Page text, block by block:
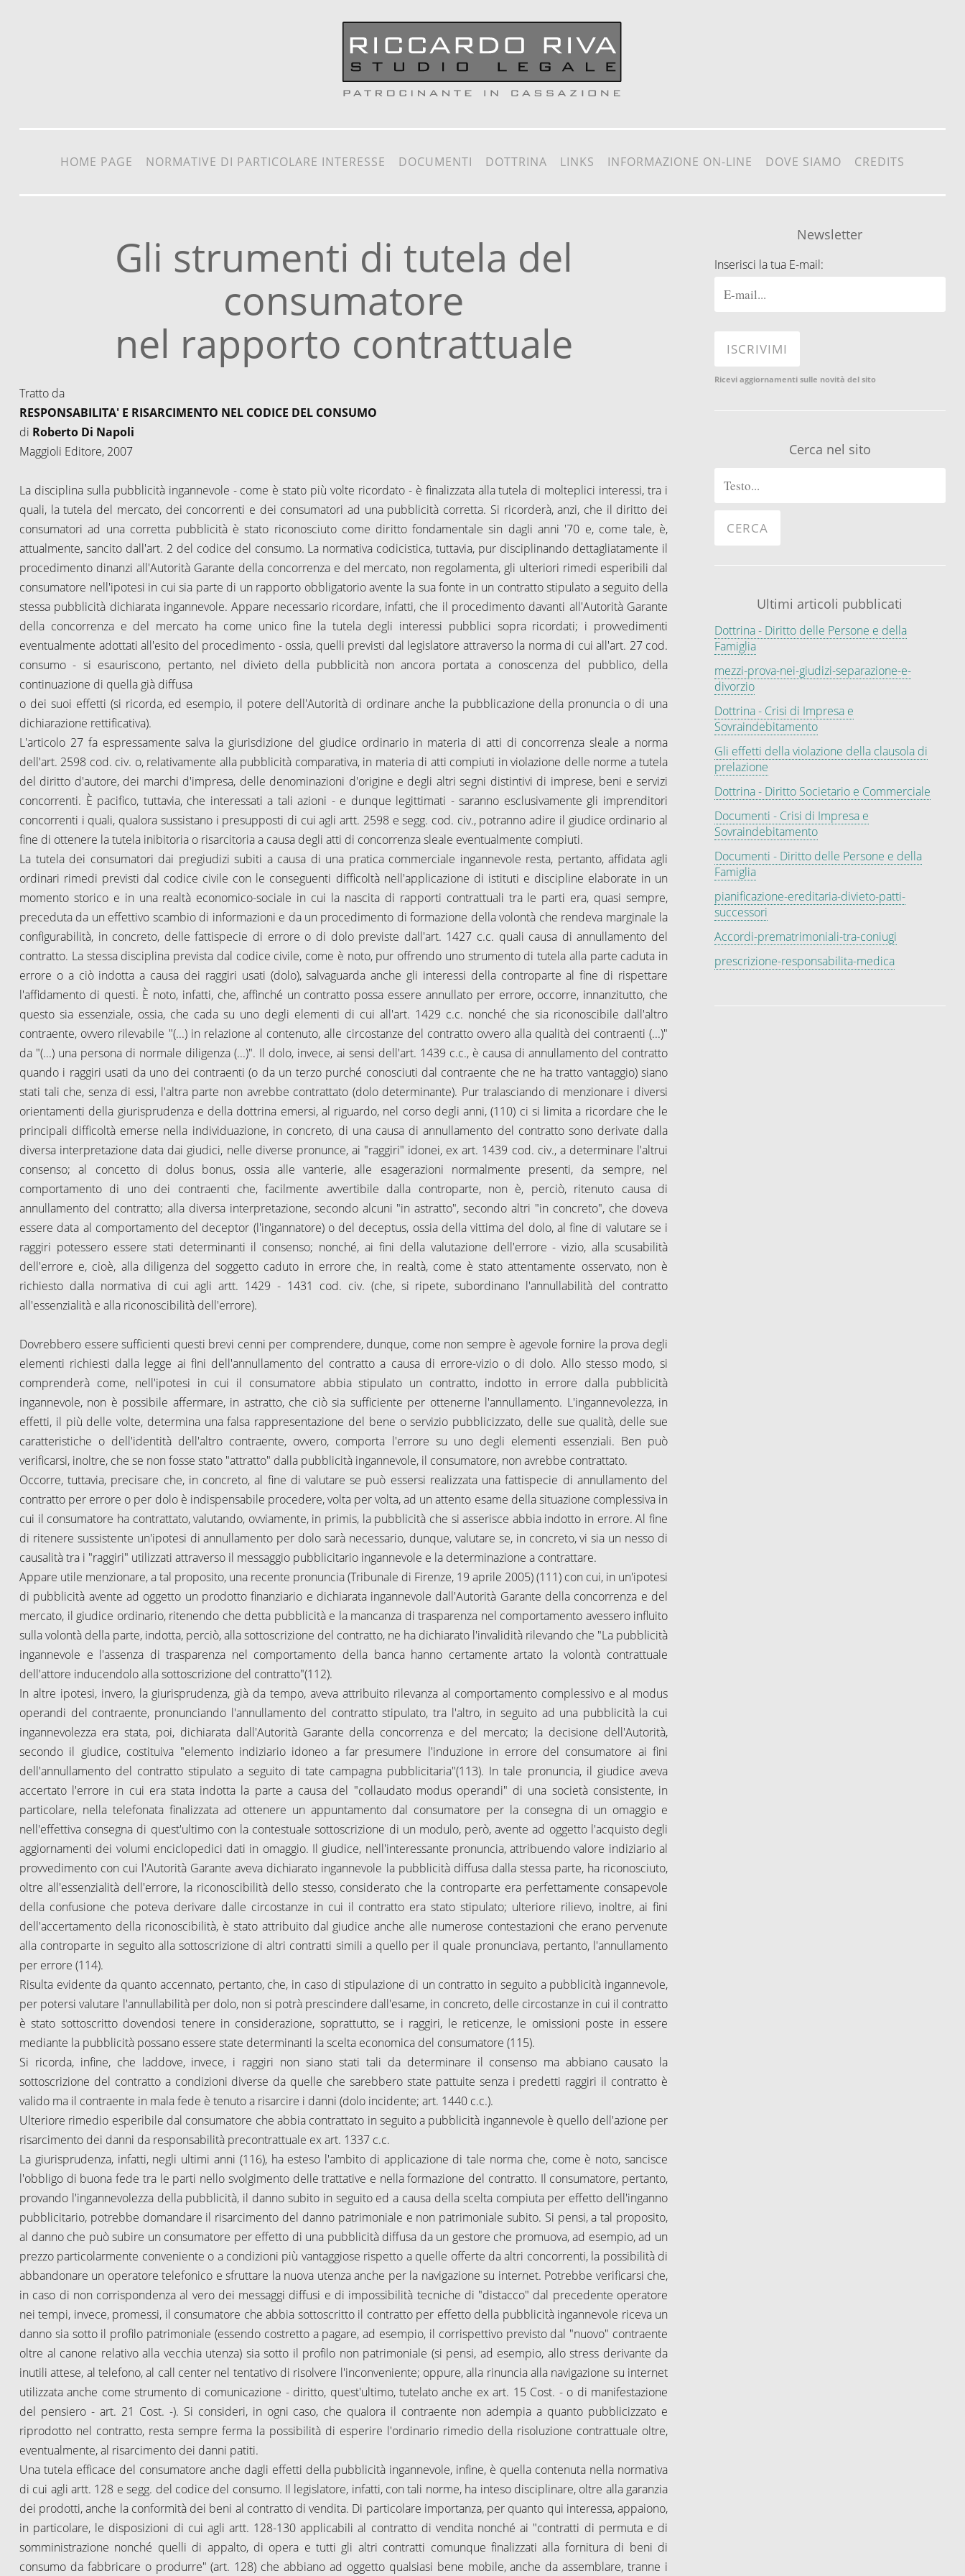
HOME PAGE NORMATIVE DI PARTICOLARE INTERESSE DOCUMENTI DOTTRINA LINKS INFORMAZIONE ON-LINE DOVE SIAMO CREDITS
Gli strumenti di tutela del
consumatore
nel rapporto contrattuale
Tratto da
RESPONSABILITA' E RISARCIMENTO NEL CODICE DEL CONSUMO
di Roberto Di Napoli
Maggioli Editore, 2007
La disciplina sulla pubblicità ingannevole - come è stato più volte ricordato - è finalizzata alla tutela di molteplici interessi, tra i
quali, la tutela del mercato, dei concorrenti e dei consumatori ad una pubblicità corretta. Si ricorderà, anzi, che il diritto dei
consumatori ad una corretta pubblicità è stato riconosciuto come diritto fondamentale sin dagli anni '70 e, come tale, è,
attualmente, sancito dall'art. 2 del codice del consumo. La normativa codicistica, tuttavia, pur disciplinando dettagliatamente il
procedimento dinanzi all'Autorità Garante della concorrenza e del mercato, non regolamenta, gli ulteriori rimedi esperibili dal
consumatore nell'ipotesi in cui sia parte di un rapporto obbligatorio avente la sua fonte in un contratto stipulato a seguito della
stessa pubblicità dichiarata ingannevole. Appare necessario ricordare, infatti, che il procedimento davanti all'Autorità Garante
della concorrenza e del mercato ha come unico fine la tutela degli interessi pubblici sopra ricordati; i provvedimenti
eventualmente adottati all'esito del procedimento - ossia, quelli previsti dal legislatore attraverso la norma di cui all'art. 27 cod.
consumo - si esauriscono, pertanto, nel divieto della pubblicità non ancora portata a conoscenza del pubblico, della
continuazione di quella già diffusa
o dei suoi effetti (si ricorda, ed esempio, il potere dell'Autorità di ordinare anche la pubblicazione della pronuncia o di una
dichiarazione rettificativa).
L'articolo 27 fa espressamente salva la giurisdizione del giudice ordinario in materia di atti di concorrenza sleale a norma
dell'art. 2598 cod. civ. o, relativamente alla pubblicità comparativa, in materia di atti compiuti in violazione delle norme a tutela
del diritto d'autore, dei marchi d'impresa, delle denominazioni d'origine e degli altri segni distintivi di imprese, beni e servizi
concorrenti. È pacifico, tuttavia, che interessati a tali azioni - e dunque legittimati - saranno esclusivamente gli imprenditori
concorrenti i quali, qualora sussistano i presupposti di cui agli artt. 2598 e segg. cod. civ., potranno adire il giudice ordinario al
fine di ottenere la tutela inibitoria o risarcitoria a causa degli atti di concorrenza sleale eventualmente compiuti.
La tutela dei consumatori dai pregiudizi subiti a causa di una pratica commerciale ingannevole resta, pertanto, affidata agli
ordinari rimedi previsti dal codice civile con le conseguenti difficoltà nell'applicazione di istituti e discipline elaborate in un
momento storico e in una realtà economico-sociale in cui la nascita di rapporti contrattuali tra le parti era, quasi sempre,
preceduta da un effettivo scambio di informazioni e da un procedimento di formazione della volontà che rendeva marginale la
configurabilità, in concreto, delle fattispecie di errore o di dolo previste dall'art. 1427 c.c. quali causa di annullamento del
contratto. La stessa disciplina prevista dal codice civile, come è noto, pur offrendo uno strumento di tutela alla parte caduta in
errore o a ciò indotta a causa dei raggiri usati (dolo), salvaguarda anche gli interessi della controparte al fine di rispettare
l'affidamento di questi. È noto, infatti, che, affinché un contratto possa essere annullato per errore, occorre, innanzitutto, che
questo sia essenziale, ossia, che cada su uno degli elementi di cui all'art. 1429 c.c. nonché che sia riconoscibile dall'altro
contraente, ovvero rilevabile "(...) in relazione al contenuto, alle circostanze del contratto ovvero alla qualità dei contraenti (...)"
da "(...) una persona di normale diligenza (...)". Il dolo, invece, ai sensi dell'art. 1439 c.c., è causa di annullamento del contratto
quando i raggiri usati da uno dei contraenti (o da un terzo purché conosciuti dal contraente che ne ha tratto vantaggio) siano
stati tali che, senza di essi, l'altra parte non avrebbe contrattato (dolo determinante). Pur tralasciando di menzionare i diversi
orientamenti della giurisprudenza e della dottrina emersi, al riguardo, nel corso degli anni, (110) ci si limita a ricordare che le
principali difficoltà emerse nella individuazione, in concreto, di una causa di annullamento del contratto sono derivate dalla
diversa interpretazione data dai giudici, nelle diverse pronunce, ai "raggiri" idonei, ex art. 1439 cod. civ., a determinare l'altrui
consenso; al concetto di dolus bonus, ossia alle vanterie, alle esagerazioni normalmente presenti, da sempre, nel
comportamento di uno dei contraenti che, facilmente avvertibile dalla controparte, non è, perciò, ritenuto causa di
annullamento del contratto; alla diversa interpretazione, secondo alcuni "in astratto", secondo altri "in concreto", che doveva
essere data al comportamento del deceptor (l'ingannatore) o del deceptus, ossia della vittima del dolo, al fine di valutare se i
raggiri potessero essere stati determinanti il consenso; nonché, ai fini della valutazione dell'errore - vizio, alla scusabilità
dell'errore e, cioè, alla diligenza del soggetto caduto in errore che, in realtà, come è stato attentamente osservato, non è
richiesto dalla normativa di cui agli artt. 1429 - 1431 cod. civ. (che, si ripete, subordinano l'annullabilità del contratto
all'essenzialità e alla riconoscibilità dell'errore).
Dovrebbero essere sufficienti questi brevi cenni per comprendere, dunque, come non sempre è agevole fornire la prova degli
elementi richiesti dalla legge ai fini dell'annullamento del contratto a causa di errore-vizio o di dolo. Allo stesso modo, si
comprenderà come, nell'ipotesi in cui il consumatore abbia stipulato un contratto, indotto in errore dalla pubblicità
ingannevole, non è possibile affermare, in astratto, che ciò sia sufficiente per ottenerne l'annullamento. L'ingannevolezza, in
effetti, il più delle volte, determina una falsa rappresentazione del bene o servizio pubblicizzato, delle sue qualità, delle sue
caratteristiche o dell'identità dell'altro contraente, ovvero, comporta l'errore su uno degli elementi essenziali. Ben può
verificarsi, inoltre, che se non fosse stato "attratto" dalla pubblicità ingannevole, il consumatore, non avrebbe contrattato.
Occorre, tuttavia, precisare che, in concreto, al fine di valutare se può essersi realizzata una fattispecie di annullamento del
contratto per errore o per dolo è indispensabile procedere, volta per volta, ad un attento esame della situazione complessiva in
cui il consumatore ha contrattato, valutando, ovviamente, in primis, la pubblicità che si asserisce abbia indotto in errore. Al fine
di ritenere sussistente un'ipotesi di annullamento per dolo sarà necessario, dunque, valutare se, in concreto, vi sia un nesso di
causalità tra i "raggiri" utilizzati attraverso il messaggio pubblicitario ingannevole e la determinazione a contrattare.
Appare utile menzionare, a tal proposito, una recente pronuncia (Tribunale di Firenze, 19 aprile 2005) (111) con cui, in un'ipotesi
di pubblicità avente ad oggetto un prodotto finanziario e dichiarata ingannevole dall'Autorità Garante della concorrenza e del
mercato, il giudice ordinario, ritenendo che detta pubblicità e la mancanza di trasparenza nel comportamento avessero influito
sulla volontà della parte, indotta, perciò, alla sottoscrizione del contratto, ne ha dichiarato l'invalidità rilevando che "La pubblicità
ingannevole e l'assenza di trasparenza nel comportamento della banca hanno certamente artato la volontà contrattuale
dell'attore inducendolo alla sottoscrizione del contratto"(112).
In altre ipotesi, invero, la giurisprudenza, già da tempo, aveva attribuito rilevanza al comportamento complessivo e al modus
operandi del contraente, pronunciando l'annullamento del contratto stipulato, tra l'altro, in seguito ad una pubblicità la cui
ingannevolezza era stata, poi, dichiarata dall'Autorità Garante della concorrenza e del mercato; la decisione dell'Autorità,
secondo il giudice, costituiva "elemento indiziario idoneo a far presumere l'induzione in errore del consumatore ai fini
dell'annullamento del contratto stipulato a seguito di tate campagna pubblicitaria"(113). In tale pronuncia, il giudice aveva
accertato l'errore in cui era stata indotta la parte a causa del "collaudato modus operandi" di una società consistente, in
particolare, nella telefonata finalizzata ad ottenere un appuntamento dal consumatore per la consegna di un omaggio e
nell'effettiva consegna di quest'ultimo con la contestuale sottoscrizione di un modulo, però, avente ad oggetto l'acquisto degli
aggiornamenti dei volumi enciclopedici dati in omaggio. Il giudice, nell'interessante pronuncia, attribuendo valore indiziario al
provvedimento con cui l'Autorità Garante aveva dichiarato ingannevole la pubblicità diffusa dalla stessa parte, ha riconosciuto,
oltre all'essenzialità dell'errore, la riconoscibilità dello stesso, considerato che la controparte era perfettamente consapevole
della confusione che poteva derivare dalle circostanze in cui il contratto era stato stipulato; ulteriore rilievo, inoltre, ai fini
dell'accertamento della riconoscibilità, è stato attribuito dal giudice anche alle numerose contestazioni che erano pervenute
alla controparte in seguito alla sottoscrizione di altri contratti simili a quello per il quale pronunciava, pertanto, l'annullamento
per errore (114).
Risulta evidente da quanto accennato, pertanto, che, in caso di stipulazione di un contratto in seguito a pubblicità ingannevole,
per potersi valutare l'annullabilità per dolo, non si potrà prescindere dall'esame, in concreto, delle circostanze in cui il contratto
è stato sottoscritto dovendosi tenere in considerazione, soprattutto, se i raggiri, le reticenze, le omissioni poste in essere
mediante la pubblicità possano essere state determinanti la scelta economica del consumatore (115).
Si ricorda, infine, che laddove, invece, i raggiri non siano stati tali da determinare il consenso ma abbiano causato la
sottoscrizione del contratto a condizioni diverse da quelle che sarebbero state pattuite senza i predetti raggiri il contratto è
valido ma il contraente in mala fede è tenuto a risarcire i danni (dolo incidente; art. 1440 c.c.).
Ulteriore rimedio esperibile dal consumatore che abbia contrattato in seguito a pubblicità ingannevole è quello dell'azione per
risarcimento dei danni da responsabilità precontrattuale ex art. 1337 c.c.
La giurisprudenza, infatti, negli ultimi anni (116), ha esteso l'ambito di applicazione di tale norma che, come è noto, sancisce
l'obbligo di buona fede tra le parti nello svolgimento delle trattative e nella formazione del contratto. Il consumatore, pertanto,
provando l'ingannevolezza della pubblicità, il danno subito in seguito ed a causa della scelta compiuta per effetto dell'inganno
pubblicitario, potrebbe domandare il risarcimento del danno patrimoniale e non patrimoniale subito. Si pensi, a tal proposito,
al danno che può subire un consumatore per effetto di una pubblicità diffusa da un gestore che promuova, ad esempio, ad un
prezzo particolarmente conveniente o a condizioni più vantaggiose rispetto a quelle offerte da altri concorrenti, la possibilità di
abbandonare un operatore telefonico e sfruttare la nuova utenza anche per la navigazione su internet. Potrebbe verificarsi che,
in caso di non corrispondenza al vero dei messaggi diffusi e di impossibilità tecniche di "distacco" dal precedente operatore
nei tempi, invece, promessi, il consumatore che abbia sottoscritto il contratto per effetto della pubblicità ingannevole riceva un
danno sia sotto il profilo patrimoniale (essendo costretto a pagare, ad esempio, il corrispettivo previsto dal "nuovo" contraente
oltre al canone relativo alla vecchia utenza) sia sotto il profilo non patrimoniale (si pensi, ad esempio, allo stress derivante da
inutili attese, al telefono, al call center nel tentativo di risolvere l'inconveniente; oppure, alla rinuncia alla navigazione su internet
utilizzata anche come strumento di comunicazione - diritto, quest'ultimo, tutelato anche ex art. 15 Cost. - o di manifestazione
del pensiero - art. 21 Cost. -). Si consideri, in ogni caso, che qualora il contraente non adempia a quanto pubblicizzato e
riprodotto nel contratto, resta sempre ferma la possibilità di esperire l'ordinario rimedio della risoluzione contrattuale oltre,
eventualmente, al risarcimento dei danni patiti.
Una tutela efficace del consumatore anche dagli effetti della pubblicità ingannevole, infine, è quella contenuta nella normativa
di cui agli artt. 128 e segg. del codice del consumo. Il legislatore, infatti, con tali norme, ha inteso disciplinare, oltre alla garanzia
dei prodotti, anche la conformità dei beni al contratto di vendita. Di particolare importanza, per quanto qui interessa, appaiono,
in particolare, le disposizioni di cui agli artt. 128-130 applicabili al contratto di vendita nonché ai "contratti di permuta e di
somministrazione nonché quelli di appalto, di opera e tutti gli altri contratti comunque finalizzati alla fornitura di beni di
consumo da fabbricare o produrre" (art. 128) che abbiano ad oggetto qualsiasi bene mobile, anche da assemblare, tranne i
Newsletter
Inserisci la tua E-mail:
Ricevi aggiornamenti sulle novità del sito
Cerca nel sito
Ultimi articoli pubblicati
Dottrina - Diritto delle Persone e della
Famiglia
mezzi-prova-nei-giudizi-separazione-e-
divorzio
Dottrina - Crisi di Impresa e
Sovraindebitamento
Gli effetti della violazione della clausola di
prelazione
Dottrina - Diritto Societario e Commerciale
Documenti - Crisi di Impresa e
Sovraindebitamento
Documenti - Diritto delle Persone e della
Famiglia
pianificazione-ereditaria-divieto-patti-
successori
Accordi-prematrimoniali-tra-coniugi
prescrizione-responsabilita-medica